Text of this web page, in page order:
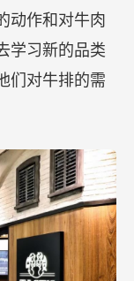
动作和对牛肉
学习新的品类
们对牛排的需